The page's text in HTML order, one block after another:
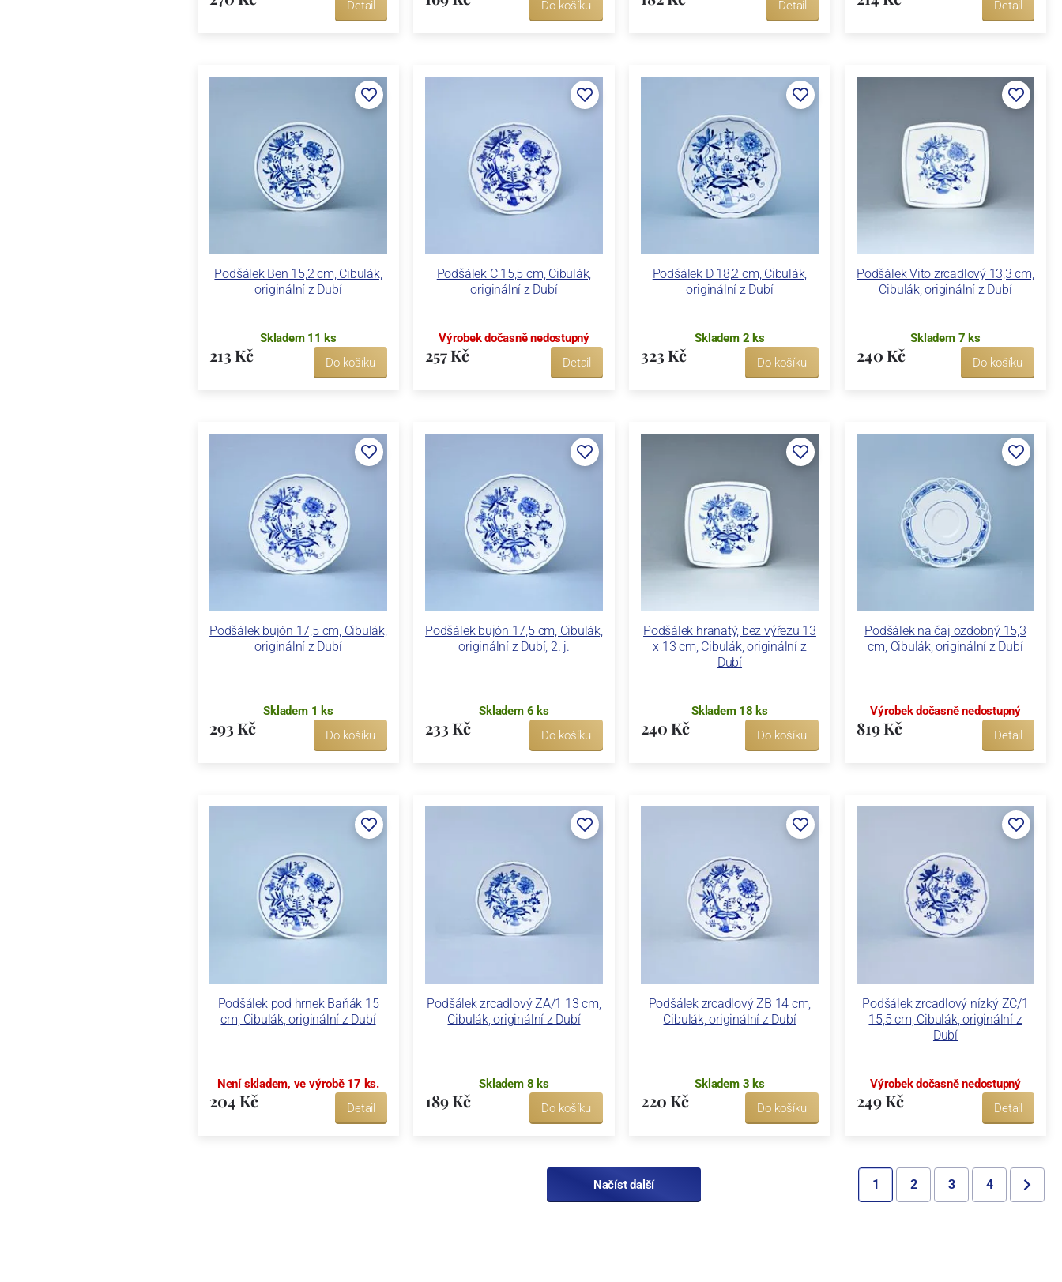
Detail Do košíku Detail Detail
Podšálek Ben 15,2 cm, Cibulák,
originální z Dubí
Skladem 11 ks
213 Kč Do košíku
Podšálek C 15,5 cm, Cibulák,
originální z Dubí
Výrobek dočasně nedostupný
257 Kč Detail
Podšálek D 18,2 cm, Cibulák,
originální z Dubí
Skladem 2 ks
323 Kč Do košíku
Podšálek Vito zrcadlový 13,3 cm,
Cibulák, originální z Dubí
Skladem 7 ks
240 Kč Do košíku
Podšálek bujón 17,5 cm, Cibulák,
originální z Dubí
Skladem 1 ks
293 Kč Do košíku
Podšálek bujón 17,5 cm, Cibulák,
originální z Dubí, 2. j.
Skladem 6 ks
233 Kč Do košíku
Podšálek hranatý, bez výřezu 13
x 13 cm, Cibulák, originální z
Dubí
Skladem 18 ks
240 Kč Do košíku
Podšálek na čaj ozdobný 15,3
cm, Cibulák, originální z Dubí
Výrobek dočasně nedostupný
819 Kč Detail
Podšálek pod hrnek Baňák 15
cm, Cibulák, originální z Dubí
Není skladem, ve výrobě 17 ks.
204 Kč Detail
Podšálek zrcadlový ZA/1 13 cm,
Cibulák, originální z Dubí
Skladem 8 ks
189 Kč Do košíku
Podšálek zrcadlový ZB 14 cm,
Cibulák, originální z Dubí
Skladem 3 ks
220 Kč Do košíku
Podšálek zrcadlový nízký ZC/1
15,5 cm, Cibulák, originální z
Dubí
Výrobek dočasně nedostupný
249 Kč Detail
Načíst další 1 2 3 4